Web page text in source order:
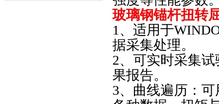
玻璃钢锚杆扭转
1、适用于
据采集处理。
2、可实时采集
果报告。
3、曲线遍历：